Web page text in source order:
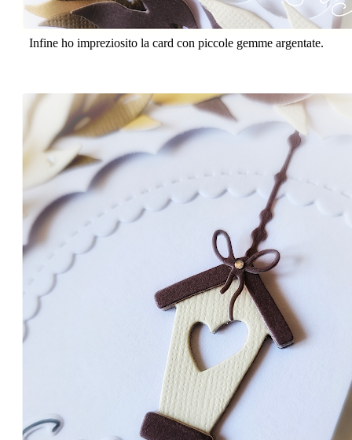
Infine ho impreziosito la card con piccole gemme argentate.